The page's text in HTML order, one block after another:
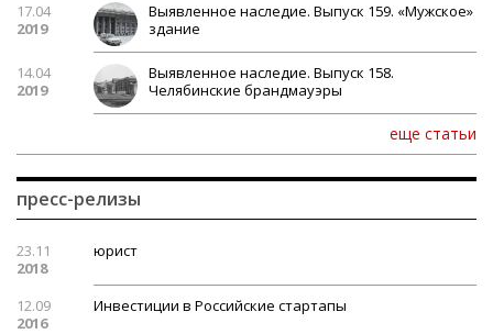
17.04
2019
Выявленное наследие. Выпуск 159. «Мужское»
здание
14.04
2019
Выявленное наследие. Выпуск 158.
Челябинские брандмауэры
еще статьи
пресс-релизы
23.11
2018
юрист
12.09
2016
Инвестиции в Российские стартапы